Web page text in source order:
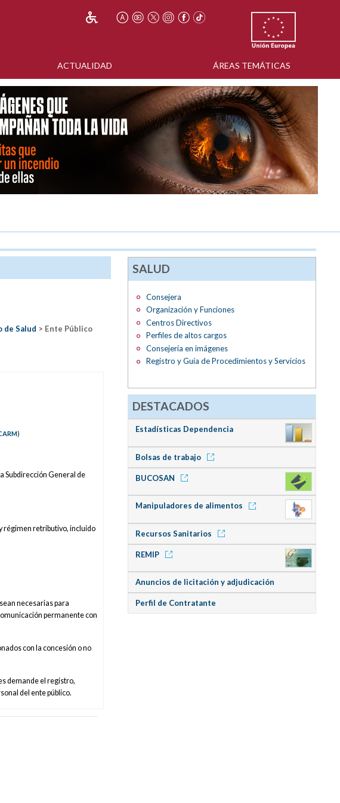
ACTUALIDAD ÁREAS TEMÁTICAS
de Salud > Ente Público
)
Subdirección General de
régimen retributivo, incluido
necesarias para
permanente con
con la concesión o no
demande el registro,
del ente público.
SALUD
Consejera
Organización y Funciones
Centros Directivos
Perfiles de altos cargos
Consejería en imágenes
Registro y Guía de Procedimientos y Servicios
DESTACADOS
Estadísticas Dependencia
Bolsas de trabajo
BUCOSAN
Manipuladores de alimentos
Recursos Sanitarios
REMIP
Anuncios de licitación y adjudicación
Perfil de Contratante